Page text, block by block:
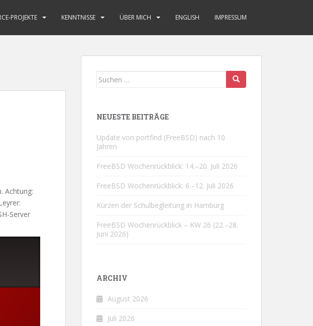
PROJEKTE KENNTNISSE ÜBER MICH ENGLISH IMPRESSUM
Achtung:
Server
Suchen
NEUESTE BEITRÄGE
Update von portfind (FreeBSD) nach 10
Jahren
FreeBSD Wochenrückblick: 14.–20. Juli 2026
FreeBSD Wochenrückblick: 6.–12. Juli 2026
Kürzen der Schulbegleitung in Hamburg
FreeBSD Wochenrückblick – KW 26 (22.–28.
Juni 2026)
ARCHIV
August 2026
Juli 2026